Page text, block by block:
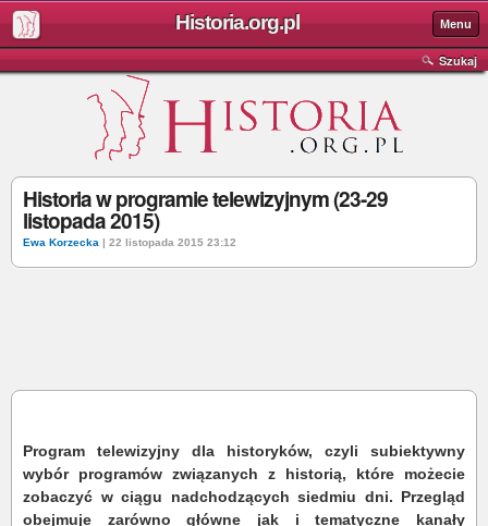
Historia.org.pl Menu
Szukaj
Historia w programie telewizyjnym (23-29
listopada 2015)
Ewa Korzecka | 22 listopada 2015 23:12
Program telewizyjny dla historyków, czyli subiektywny
wybór programów związanych z historią, które możecie
zobaczyć w ciągu nadchodzących siedmiu dni. Przegląd
obejmuje zarówno główne jak i tematyczne kanały